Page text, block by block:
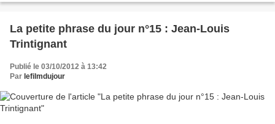
La petite phrase du jour n°15 : Jean-Louis
Trintignant
Publié le 03/10/2012 à 13:42
Par lefilmdujour